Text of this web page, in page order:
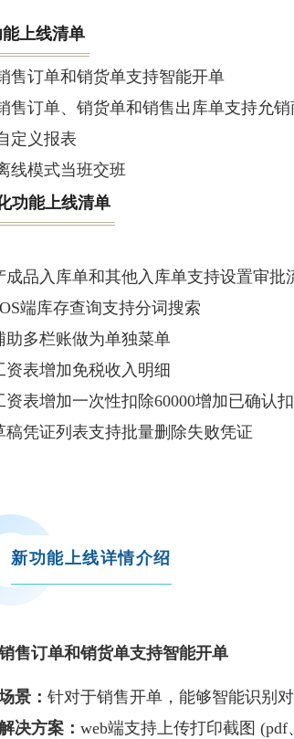
上线清单
售订单和销货单支持智能开单
售订单、销货单和销售出库单支持允销
定义报表
线模式当班交班
功能上线清单
成品入库单和其他入库单支持设置审批
端库存查询支持分词搜索
助多栏账做为单独菜单
资表增加免税收入明细
资表增加一次性扣除60000增加已确认
稿凭证列表支持批量删除失败凭证
新功能上线详情介绍
售订单和销货单支持智能开单
景： 针对于销售开单，能够智能识别
决方案： web端支持上传打印截图